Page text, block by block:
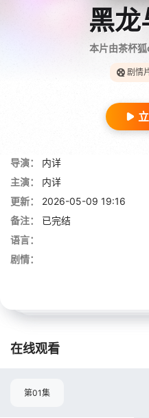
黑龙
本片由茶杯
剧情
导演：
内详
主演：
内详
更新：
2026-05-09 19:16
备注：
已完结
语言：
剧情：
在线观看
第01集